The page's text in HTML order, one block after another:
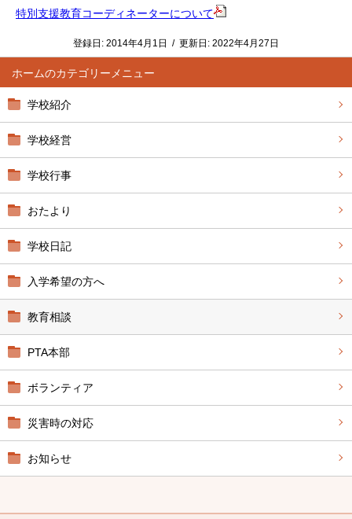
ホーム
学校紹介
学校経営
学校行事
おたより
学校日記
入学希望の方へ
教育相談
PTA本部
ボランティア
災害時の対応
お知らせ
特別支援教育コーディネーターについて
登録日: 2014年4月1日 / 更新日: 2022年4月27日